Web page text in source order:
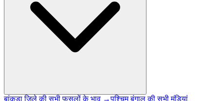
बांकुड़ा ज़िले की सभी फसलों के भाव →पश्चिम बंगाल की सभी मंडियां